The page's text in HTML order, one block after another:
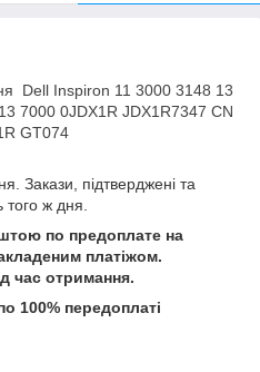
Dell Inspiron 11 3000 3148 13
7000 0JDX1R JDX1R7347 CN
GT074
Закази, підтверджені та
ж дня.
по предоплате на
платіжом.
час отримання.
100% передоплаті